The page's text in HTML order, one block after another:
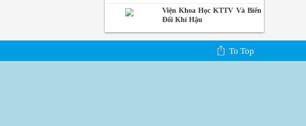
Viện Khoa Học KTTV Và Biến
Đổi Khí Hậu
To Top